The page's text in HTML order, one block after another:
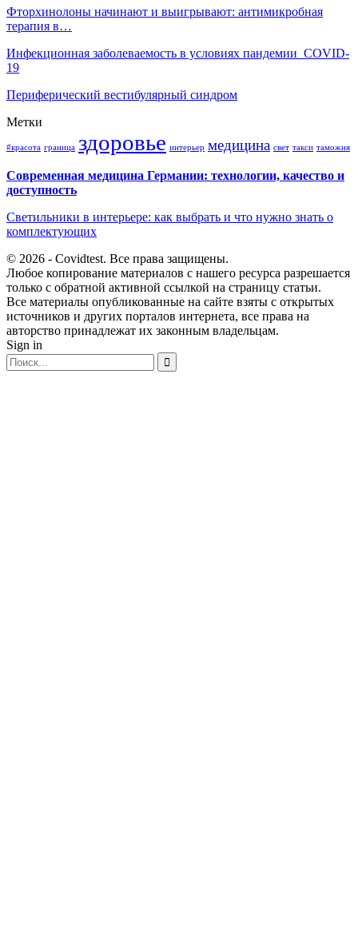
Фторхинолоны начинают и выигрывают: антимикробная
терапия в…
Инфекционная заболеваемость в условиях пандемии COVID-
19
Периферический вестибулярный синдром
Метки
#красота граница здоровье интерьер медицина свет такси таможня
Современная медицина Германии: технологии, качество и
доступность
Светильники в интерьере: как выбрать и что нужно знать о
комплектующих
© 2026 - Covidtest. Все права защищены.
Любое копирование материалов с нашего ресурса разрешается
только с обратной активной ссылкой на страницу статьи.
Все материалы опубликованные на сайте взяты с открытых
источников и других порталов интернета, все права на
авторство принадлежат их законным владельцам.
Sign in